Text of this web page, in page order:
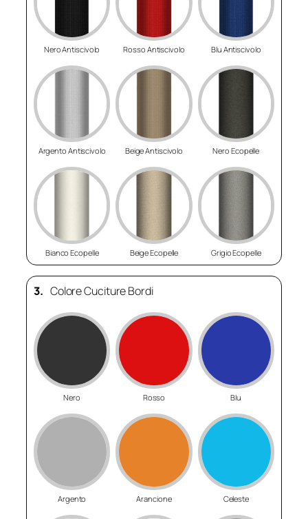
Nero Antiscivolo Rosso Antiscivolo Blu Antiscivolo
Argento Antiscivolo Beige Antiscivolo Nero Ecopelle
Bianco Ecopelle Beige Ecopelle Grigio Ecopelle
3. Colore Cuciture Bordi
Nero Rosso Blu
Argento Arancione Celeste